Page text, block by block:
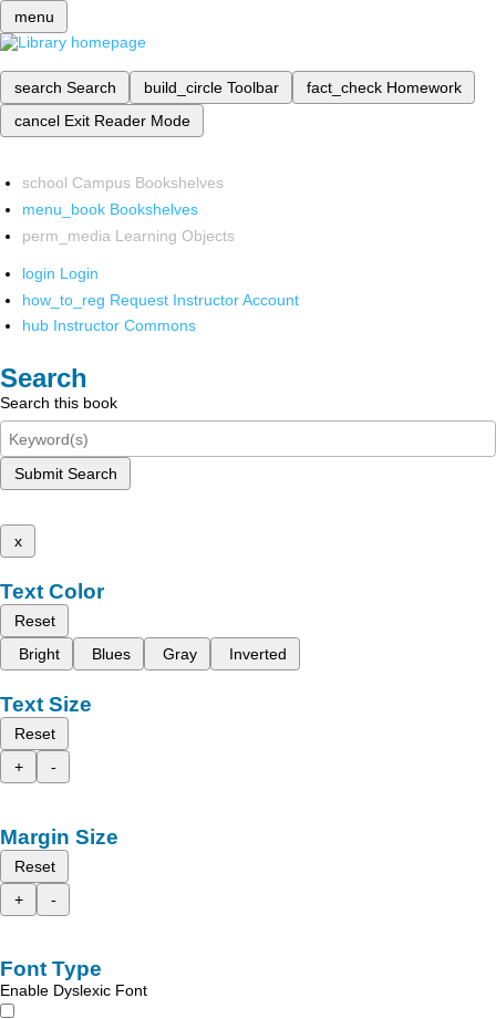
menu
search Search build_circle Toolbar fact_check Homework
cancel Exit Reader Mode
school Campus Bookshelves
menu_book Bookshelves
perm_media Learning Objects
login Login
how_to_reg Request Instructor Account
hub Instructor Commons
Search
Search this book
Submit Search
x
Text Color
Reset
Bright
Blues Gray Inverted
Text Size
Reset
+
-
Margin Size
Reset
+
-
Font Type
Enable Dyslexic Font